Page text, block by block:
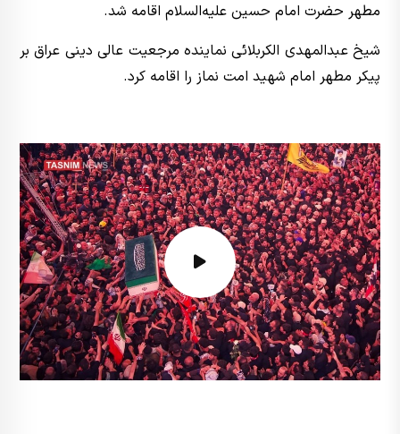
مطهر حضرت امام حسین علیه‌السلام اقامه شد.
شیخ عبدالمهدی الکربلائی نماینده مرجعیت عالی دینی عراق بر
پیکر مطهر امام شهید امت نماز را اقامه کرد.